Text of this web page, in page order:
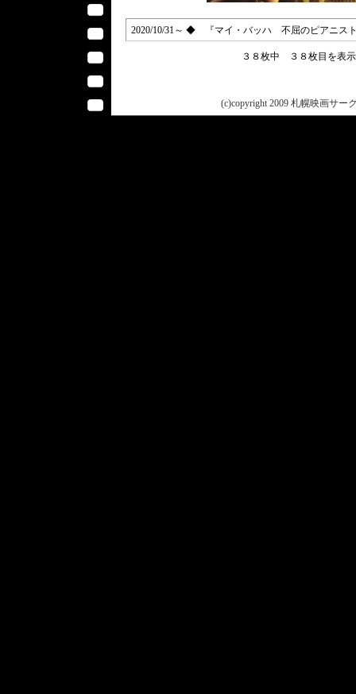
2020/10/31～ ◆ 『マイ・バッハ 不屈のピアニスト
３８枚中 ３８枚目を表
(c)copyright 2009 札幌映画サー